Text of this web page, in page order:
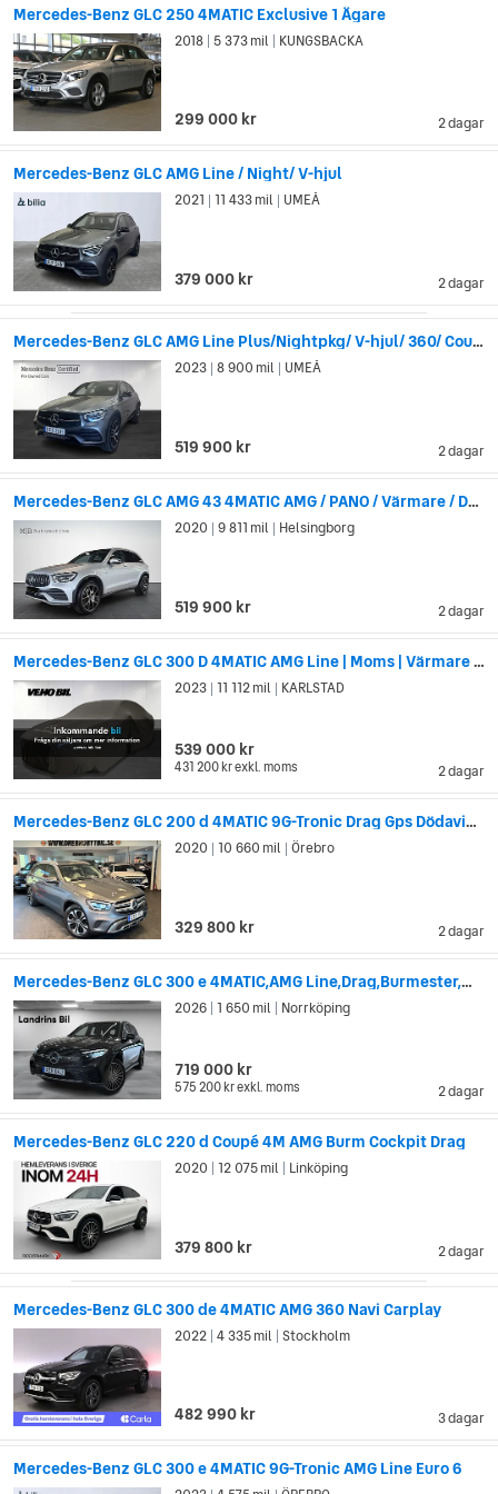
Mercedes var också först med säkerhetsinnovationer som
säkerhetszonen i förar- och passagerarsätet som skapas av
att fronten och bakdelen på bilen knycklas ihop vid kollision
(1951). Till den listan kan man också lägga till krockkuddar
med automatiskt utlösning och säkerhetsbälte som späns åt
vid plötsliga ryck (1981).
Mercedes-Benz GLC 250 4MATIC Exclusive 1 Ägare
2 dagar
2018 5 373 mil KUNGSBACKA
299 000 kr
Mercedes-Benz GLC AMG Line / Night/ V-hjul
2 dagar
2021 11 433 mil UMEÅ
379 000 kr
Mercedes-Benz GLC AMG Line Plus/Nightpkg/ V-hjul/ 360/ Coupé
2 dagar
2023 8 900 mil UMEÅ
519 900 kr
Mercedes-Benz GLC AMG 43 4MATIC AMG / PANO / Värmare / Drag
2 dagar
2020 9 811 mil Helsingborg
519 900 kr
Mercedes-Benz GLC 300 D 4MATIC AMG Line | Moms | Värmare | Drag
2 dagar
2023 11 112 mil KARLSTAD
539 000 kr
431 200 krexkl. moms
Mercedes-Benz GLC 200 d 4MATIC 9G-Tronic Drag Gps Dödavinkel
2 dagar
2020 10 660 mil Örebro
329 800 kr
Mercedes-Benz GLC 300 e 4MATIC,AMG Line,Drag,Burmester,MOMS
2 dagar
2026 1 650 mil Norrköping
719 000 kr
575 200 krexkl. moms
Mercedes-Benz GLC 220 d Coupé 4M AMG Burm Cockpit Drag
2 dagar
2020 12 075 mil Linköping
379 800 kr
Mercedes-Benz GLC 300 de 4MATIC AMG 360 Navi Carplay
3 dagar
2022 4 335 mil Stockholm
482 990 kr
Mercedes-Benz GLC 300 e 4MATIC 9G-Tronic AMG Line Euro 6